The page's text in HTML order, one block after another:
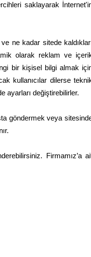
saklayarak
ne kadar sitede
olarak reklam ve
bir kişisel bilgi almak
kullanıcılar dilerse
ayarları değiştirebilirler.
göndermek veya
Firmamız’a